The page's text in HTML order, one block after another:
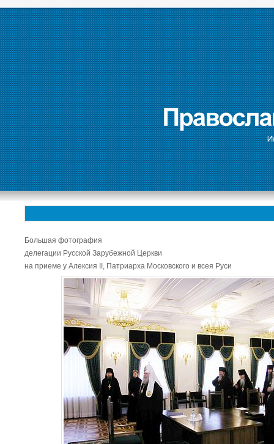
Большая фотография
делегации Русской Зарубежной Церкви
на приеме у Алексия II, Патриарха Московского и всея Руси